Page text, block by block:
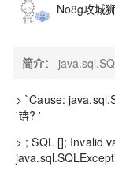
No8g攻城
简介：
> `Cause:
'锛? '
> ; SQL []; Invalid